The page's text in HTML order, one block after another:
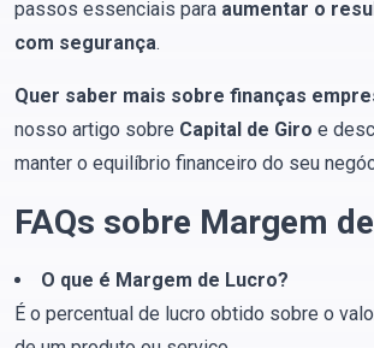
passos essenciais para aumentar o
com segurança.
Quer saber mais sobre finanças
nosso artigo sobre Capital de Giro e
manter o equilíbrio financeiro do seu
FAQs sobre Margem
O que é Margem de Lucro?
É o percentual de lucro obtido sobre o